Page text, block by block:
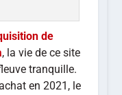
de
, la vie de ce site
tranquille.
en 2021, le